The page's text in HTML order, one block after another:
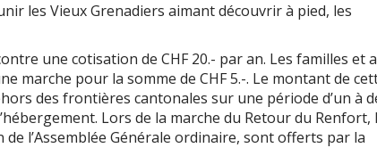
les Vieux Grenadiers aimant découvrir à pied, les
une cotisation de CHF 20.- par an. Les familles et
marche pour la somme de CHF 5.-. Le montant de
des frontières cantonales sur une période d’un à
Lors de la marche du Retour du Renfort,
de l’Assemblée Générale ordinaire, sont offerts par la